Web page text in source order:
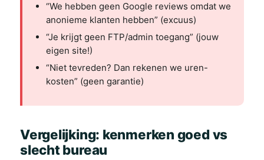
“We hebben geen Google reviews omdat we
anonieme klanten hebben” (excuus)
“Je krijgt geen FTP/admin toegang” (jouw
eigen site!)
“Niet tevreden? Dan rekenen we uren-
kosten” (geen garantie)
Vergelijking: kenmerken goed vs
slecht bureau